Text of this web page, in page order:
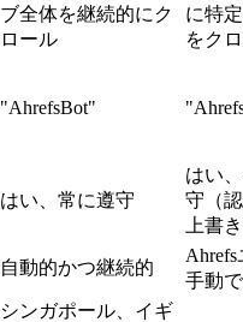
ブ全体を継続的にク
ロール
に特
をク
"AhrefsBot"
はい、常に遵守
はい
守（
上書
自動的かつ継続的
手動
シンガポール、イギ